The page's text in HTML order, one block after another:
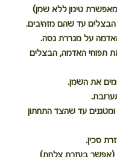
טיגון ללא שמן)
הבצלים עד שהם מזהיבים.
על מגררת גסה.
תפוחי האדמה, הבצלים
את השמן.
עד שהצד התחתון
סכין.
(אפשר בעזרת צלחת)